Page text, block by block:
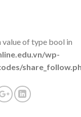
of type bool in
wp-